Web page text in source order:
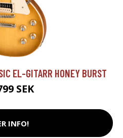
EL-GITARR HONEY BURST
SEK
INFO!